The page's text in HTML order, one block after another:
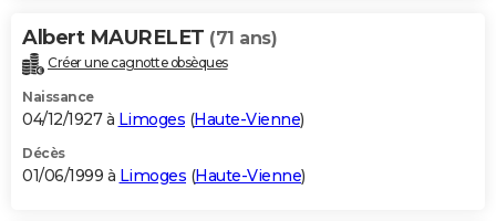
Albert MAURELET (71 ans)
Créer une cagnotte obsèques
Naissance
04/12/1927 à Limoges (Haute-Vienne)
Décès
01/06/1999 à Limoges (Haute-Vienne)